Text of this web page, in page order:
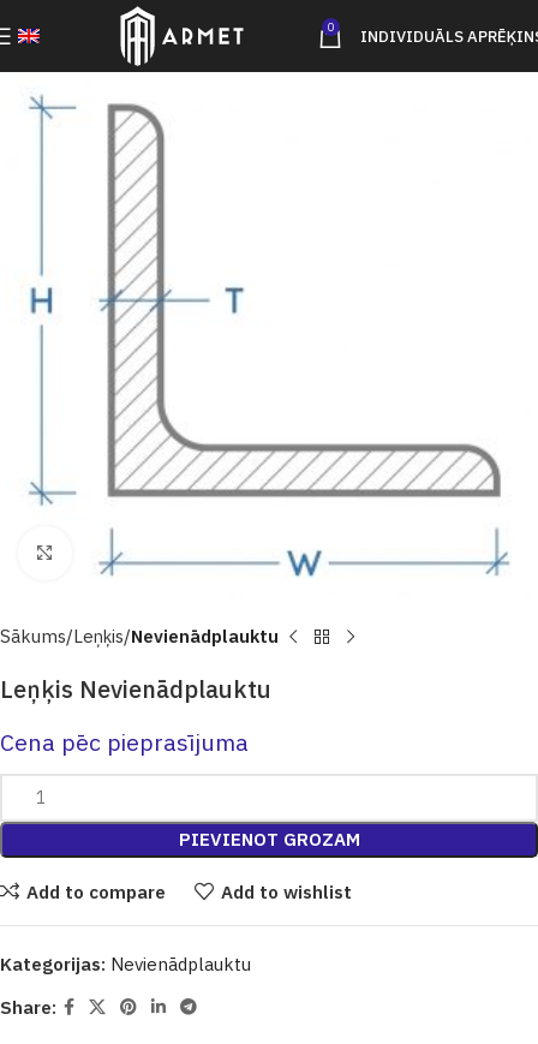
0 INDIVIDUĀLS
Click to enlarge
Sākums Leņķis Nevienādplauktu
Leņķis Nevienādplauktu
Cena pēc pieprasījuma
PIEVIENOT GROZAM
Add to compare Add to wishlist
Kategorijas: Nevienādplauktu
Share: